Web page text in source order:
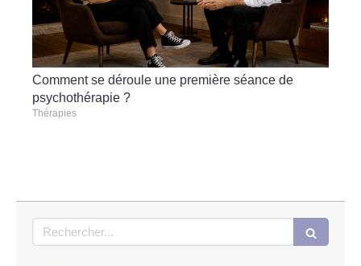
Comment se déroule une première séance de
psychothérapie ?
Thérapies
Rechercher